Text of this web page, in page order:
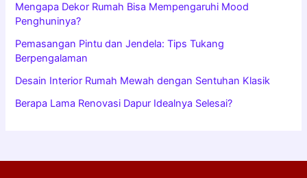
Mengapa Dekor Rumah Bisa Mempengaruhi Mood
Penghuninya?
Pemasangan Pintu dan Jendela: Tips Tukang
Berpengalaman
Desain Interior Rumah Mewah dengan Sentuhan Klasik
Berapa Lama Renovasi Dapur Idealnya Selesai?